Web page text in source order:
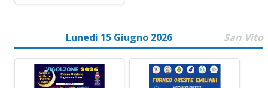
Lunedì 15 Giugno 2026 San Vito